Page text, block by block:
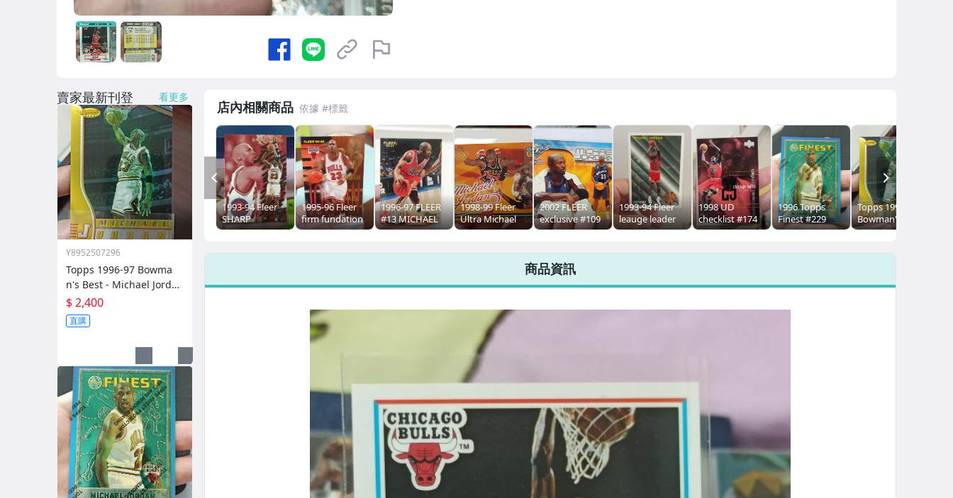
店內相關商品
1993-94 Fleer
SHARP
SHOOTER
JORDAN ! 小 特
1995-96 Fleer
firm fundation
#323 Michael
卡
1996-97 FLEER
#13 MICHAEL
JORDAN 少見的
1998-99 Fleer
Ultra Michael
Jordan #85 橫版
2002 FLEER
exclusive #109
MICHAEL
members only
特卡 少見的老卡
值得收藏 (已售
出，勿下標)
1993-94 Fleer
leauge leader
#224 MICHAEL
卡 卡相佳
1998 UD
checklist #174
MICHAEL
美 目錄卡
1996 Topps
Finest #229
Michael Jordan
屬卡 w coating
Topps 1996-97
Bowman's Best
- Michael
chrome 特卡 金
PREV
商品資訊
賣家最新刊登 看更多
Y8952507296
Topps 1996-97 Bowma
n's Best - Michael Jordan
#80 chrome 特卡 金屬卡
$ 2,400
直購